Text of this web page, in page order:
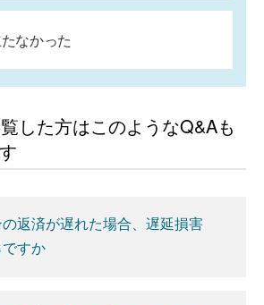
なかった
した方はこのようなQ&Aも
返済が遅れた場合、遅延損害
すか